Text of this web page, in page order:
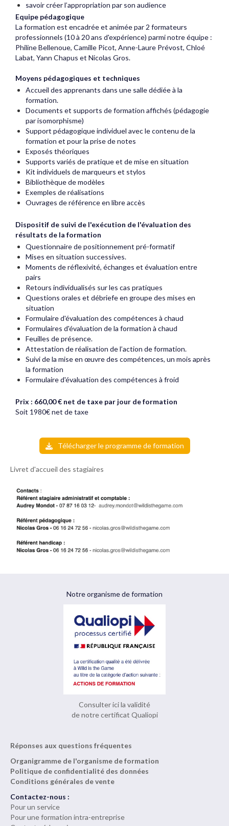
savoir créer l’appropriation par son audience
Equipe pédagogique
La formation est encadrée et animée par 2 formateurs
professionnels (10 à 20 ans d'expérience) parmi notre équipe :
Philine Bellenoue, Camille Picot, Anne-Laure Prévost, Chloé
Labat, Yann Chapus et Nicolas Gros.
Moyens pédagogiques et techniques
Accueil des apprenants dans une salle dédiée à la
formation.
Documents et supports de formation affichés (pédagogie
par isomorphisme)
Support pédagogique individuel avec le contenu de la
formation et pour la prise de notes
Exposés théoriques
Supports variés de pratique et de mise en situation
Kit individuels de marqueurs et stylos
Bibliothèque de modèles
Exemples de réalisations
Ouvrages de référence en libre accès
Dispositif de suivi de l'exécution de l'évaluation des
résultats de la formation
Questionnaire de positionnement pré-formatif
Mises en situation successives.
Moments de réflexivité, échanges et évaluation entre
pairs
Retours individualisés sur les cas pratiques
Questions orales et débriefe en groupe des mises en
situation
Formulaire d'évaluation des compétences à chaud
Formulaires d'évaluation de la formation à chaud
Feuilles de présence.
Attestation de réalisation de l’action de formation.
Suivi de la mise en œuvre des compétences, un mois après
la formation
Formulaire d'évaluation des compétences à froid
Prix : 660,00 € net de taxe par jour de formation
Soit 1980€ net de taxe
Télécharger le programme de formation
Livret d'accueil des stagiaires
Notre organisme de formation
Consulter ici la validité
de notre certificat Qualiopi
Réponses aux questions fréquentes
Organigramme de l'organisme de formation
Politique de confidentialité des données
Conditions générales de vente
Contactez-nous :
Pour un service
Pour une formation intra-entreprise